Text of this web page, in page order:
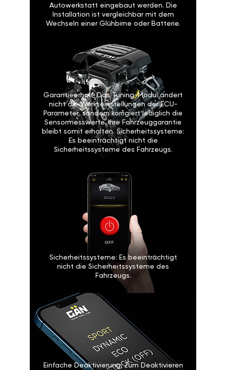
Autowerkstatt eingebaut werden. Die
Installation ist vergleichbar mit dem
Wechseln einer Glühbirne oder Batterie.
Garantieerhalt: Das Tuning-Modul ändert
nicht die Werkseinstellungen der ECU-
Parameter, sondern korrigiert lediglich die
Sensormesswerte. Ihre Fahrzeuggarantie
bleibt somit erhalten. Sicherheitssysteme:
Es beeinträchtigt nicht die
Sicherheitssysteme des Fahrzeugs.
Sicherheitssysteme: Es beeinträchtigt
nicht die Sicherheitssysteme des
Fahrzeugs.
Einfache Deaktivierung: Zum Deaktivieren